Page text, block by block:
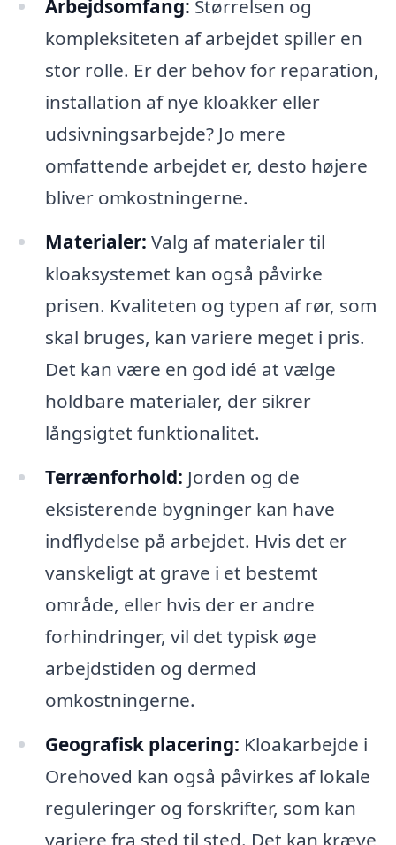
Arbejdsomfang: Størrelsen og
kompleksiteten af arbejdet spiller en
stor rolle. Er der behov for reparation,
installation af nye kloakker eller
udsivningsarbejde? Jo mere
omfattende arbejdet er, desto højere
bliver omkostningerne.
Materialer: Valg af materialer til
kloaksystemet kan også påvirke
prisen. Kvaliteten og typen af rør, som
skal bruges, kan variere meget i pris.
Det kan være en god idé at vælge
holdbare materialer, der sikrer
långsigtet funktionalitet.
Terrænforhold: Jorden og de
eksisterende bygninger kan have
indflydelse på arbejdet. Hvis det er
vanskeligt at grave i et bestemt
område, eller hvis der er andre
forhindringer, vil det typisk øge
arbejdstiden og dermed
omkostningerne.
Geografisk placering: Kloakarbejde i
Orehoved kan også påvirkes af lokale
reguleringer og forskrifter, som kan
variere fra sted til sted. Det kan kræve